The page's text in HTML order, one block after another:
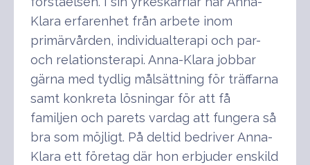
Klara erfarenhet från arbete inom
primärvården, individualterapi och par-
och relationsterapi. Anna-Klara jobbar
gärna med tydlig målsättning för träffarna
samt konkreta lösningar för att få
familjen och parets vardag att fungera så
bra som möjligt. På deltid bedriver Anna-
Klara ett företag där hon erbjuder enskild